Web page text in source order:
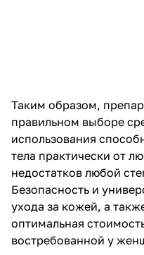
Таким образом,
правильном выборе
использования
тела практически от
недостатков любой
Безопасность и
ухода за кожей, а
оптимальная
востребованной у